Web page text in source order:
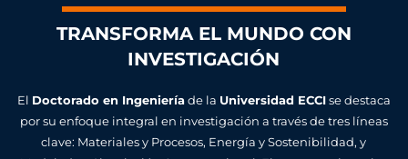
TRANSFORMA EL MUNDO CON
INVESTIGACIÓN
El Doctorado en Ingenieríade la Universidad ECCIse destaca
por su enfoque integral en investigación a través de tres líneas
clave: Materiales y Procesos, Energía y Sostenibilidad, y